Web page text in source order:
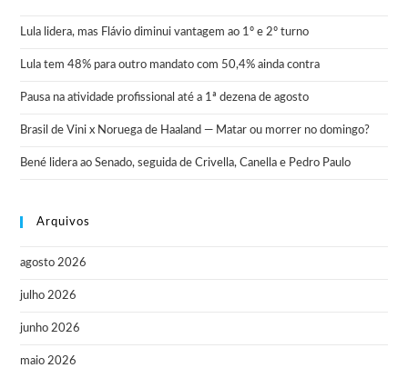
Lula lidera, mas Flávio diminui vantagem ao 1º e 2º turno
Lula tem 48% para outro mandato com 50,4% ainda contra
Pausa na atividade profissional até a 1ª dezena de agosto
Brasil de Vini x Noruega de Haaland — Matar ou morrer no domingo?
Bené lidera ao Senado, seguida de Crivella, Canella e Pedro Paulo
Arquivos
agosto 2026
julho 2026
junho 2026
maio 2026